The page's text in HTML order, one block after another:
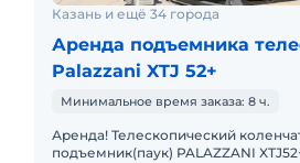
Казань и ещё 34 города
Аренда подъемника
Palazzani XTJ 52+
Минимальное время заказа: 8 ч.
Аренда! Телескопический
подъемник(паук) PALAZZANI